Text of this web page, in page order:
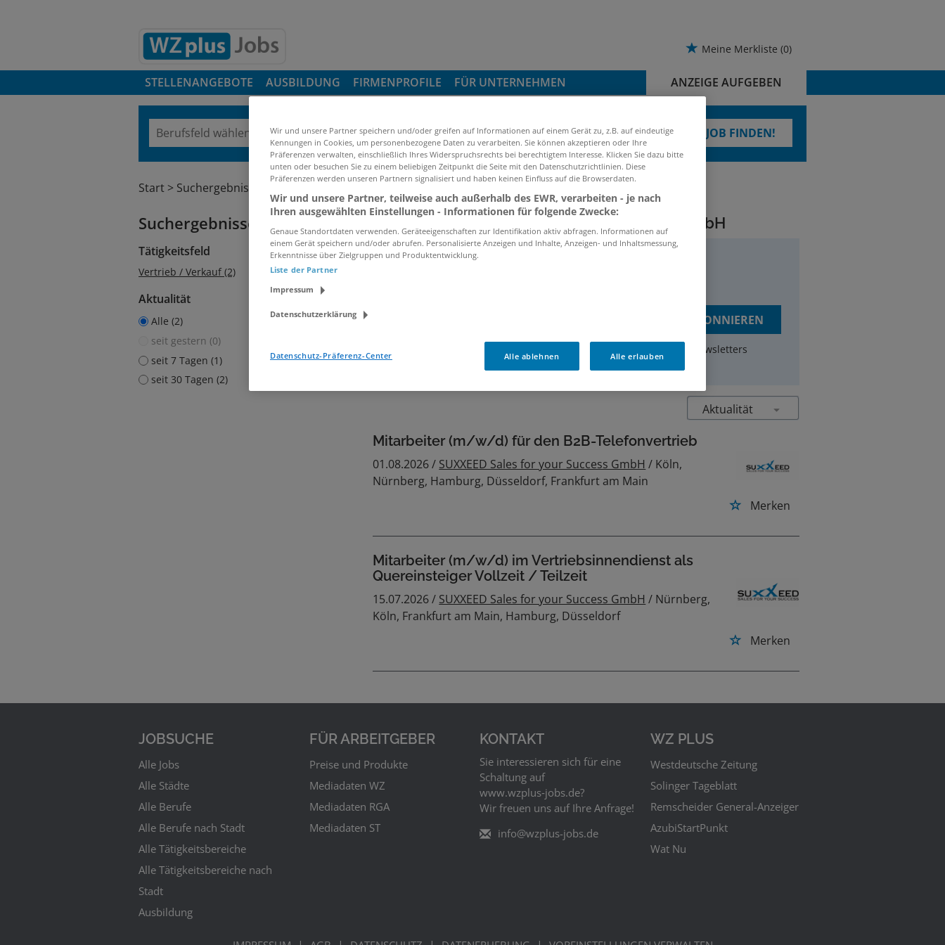
Meine Merkliste (0)
STELLENANGEBOTE AUSBILDUNG FIRMENPROFILE FÜR UNTERNEHMEN ANZEIGE AUFGEBEN
TRAUMJOB FINDEN!
Start Suchergebnisse
Suchergebnisse filtern
Tätigkeitsfeld
Vertrieb / Verkauf (2)
Aktualität
Alle (2)
seit gestern (0)
seit 7 Tagen (1)
seit 30 Tagen (2)
Jobs von SUXXEED Sales for your Success GmbH
JOBS PER E-MAIL
JOBS ABONNIEREN
Ich willige in die Verarbeitung meiner Daten zum Erhalt des Newsletters
gemäß der
Datenschutzinformationen
Mitarbeiter (m/w/d) für den B2B-Telefonvertrieb
Merken
01.08.2026 / SUXXEED Sales for your Success GmbH / Köln,
Nürnberg, Hamburg, Düsseldorf, Frankfurt am Main
Mitarbeiter (m/w/d) im Vertriebsinnendienst als
Quereinsteiger Vollzeit / Teilzeit
Merken
15.07.2026 / SUXXEED Sales for your Success GmbH / Nürnberg,
Köln, Frankfurt am Main, Hamburg, Düsseldorf
JOBSUCHE
Alle Jobs
Alle Städte
Alle Berufe
Alle Berufe nach Stadt
Alle Tätigkeitsbereiche
Alle Tätigkeitsbereiche nach
Stadt
Ausbildung
FÜR ARBEITGEBER
Preise und Produkte
Mediadaten WZ
Mediadaten RGA
Mediadaten ST
KONTAKT
Sie interessieren sich für eine
Schaltung auf
www.wzplus‑jobs.de?
Wir freuen uns auf Ihre Anfrage!
info@wzplus-jobs.de
WZ PLUS
Westdeutsche Zeitung
Solinger Tageblatt
Remscheider General-Anzeiger
AzubiStartPunkt
Wat Nu
Wir und unsere Partner speichern und/oder greifen auf Informationen auf einem Gerät zu, z.B. auf eindeutige
Kennungen in Cookies, um personenbezogene Daten zu verarbeiten. Sie können akzeptieren oder Ihre
Präferenzen verwalten, einschließlich Ihres Widerspruchsrechts bei berechtigtem Interesse. Klicken Sie dazu bitte
unten oder besuchen Sie zu einem beliebigen Zeitpunkt die Seite mit den Datenschutzrichtlinien. Diese
Präferenzen werden unseren Partnern signalisiert und haben keinen Einfluss auf die Browserdaten.
Wir und unsere Partner, teilweise auch außerhalb des EWR, verarbeiten - je nach
Ihren ausgewählten Einstellungen - Informationen für folgende Zwecke:
Genaue Standortdaten verwenden. Geräteeigenschaften zur Identifikation aktiv abfragen. Informationen auf
einem Gerät speichern und/oder abrufen. Personalisierte Anzeigen und Inhalte, Anzeigen- und Inhaltsmessung,
Erkenntnisse über Zielgruppen und Produktentwicklung.
Liste der Partner
Impressum
Datenschutzerklärung
Alle ablehnen Alle erlauben
Datenschutz-Präferenz-Center